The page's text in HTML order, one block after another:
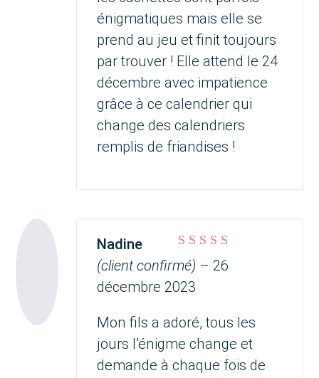
énigmatiques mais elle se
prend au jeu et finit toujours
par trouver ! Elle attend le 24
décembre avec impatience
grâce à ce calendrier qui
change des calendriers
remplis de friandises !
Note sur 5
Nadine
(client confirmé) – 26
décembre 2023
Mon fils a adoré, tous les
jours l’énigme change et
demande à chaque fois de